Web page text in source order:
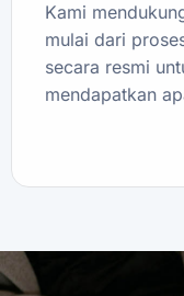
Kami
mulai dari
secara resmi
mendapatkan